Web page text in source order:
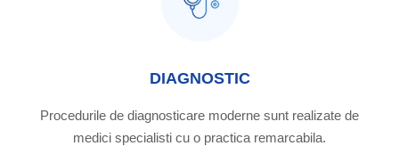
DIAGNOSTIC
Procedurile de diagnosticare moderne sunt realizate de
medici specialisti cu o practica remarcabila.